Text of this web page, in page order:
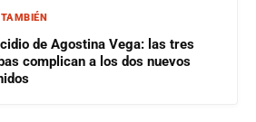
de Agostina Vega: las tres
complican a los dos nuevos